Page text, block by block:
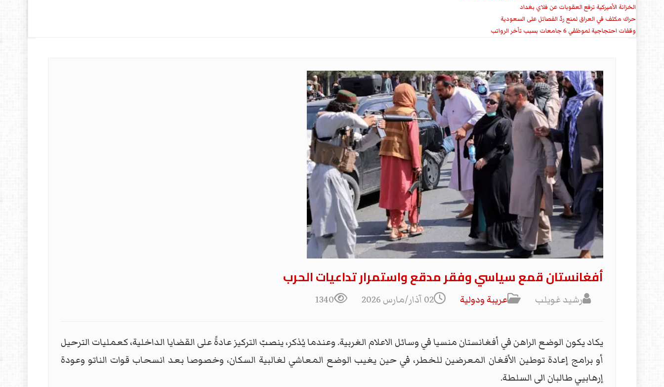
الخزانة الأميركية ترفع العقوبات عن فلاي بغداد
حراك مكثف في العراق لمنع ردّ الفصائل على السعودية
وقفات احتجاجية لموظفي 6 جامعات بسبب تأخر الرواتب
أفغانستان قمع سياسي وفقر مدقع واستمرار تداعيات الحرب
رشيد غويلب عریبة ودولیة 02 آذار/مارس 2026 1340
يكاد يكون الوضع الراهن في أفغانستان منسيا في وسائل الاعلام الغربية. وعندما يُذكر، ينصبّ التركيز عادةً على القضايا الداخلية، كعمليات الترحيل
أو برامج إعادة توطين الأفغان المعرضين للخطر، في حين يغيب الوضع المعاشي لغالبية السكان، وخصوصا بعد انسحاب قوات الناتو وعودة
إرهابيي طالبان الى السلطة.